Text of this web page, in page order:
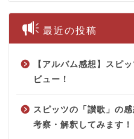
最近の投稿
【アルバム感想】スピ
ビュー！
スピッツの「讃歌」の
考察・解釈してみます！